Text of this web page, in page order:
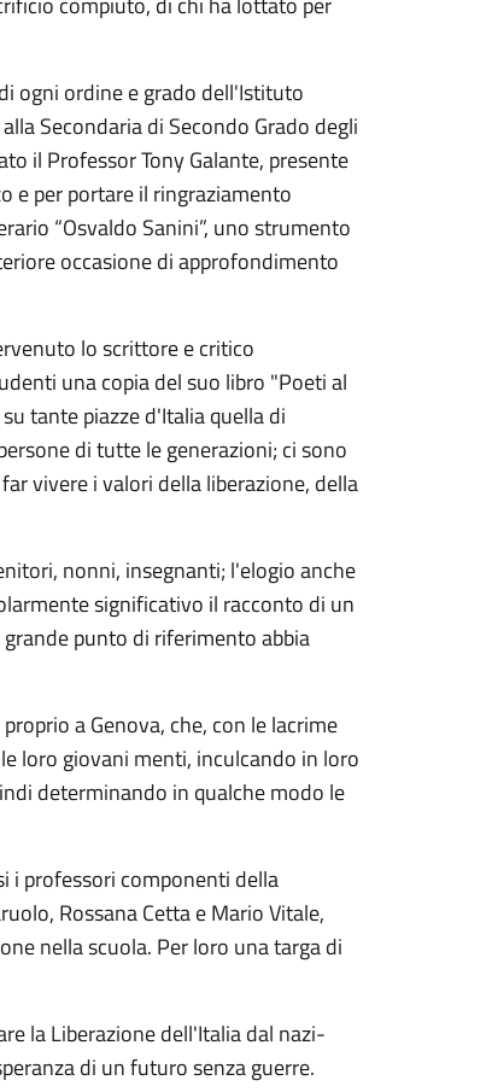
ogni ordine e grado dell'Istituto
Secondaria di Secondo Grado degli
il Professor Tony Galante, presente
e per portare il ringraziamento
“Osvaldo Sanini”, uno strumento
occasione di approfondimento
lo scrittore e critico
una copia del suo libro "Poeti al
tante piazze d'Italia quella di
di tutte le generazioni; ci sono
vivere i valori della liberazione, della
nonni, insegnanti; l'elogio anche
significativo il racconto di un
punto di riferimento abbia
a Genova, che, con le lacrime
loro giovani menti, inculcando in loro
determinando in qualche modo le
i professori componenti della
Rossana Cetta e Mario Vitale,
nella scuola. Per loro una targa di
la Liberazione dell'Italia dal nazi-
di un futuro senza guerre.